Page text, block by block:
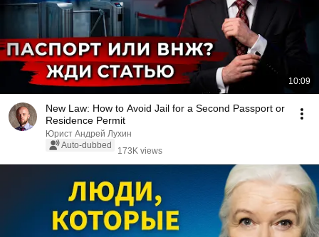
10:09
New Law: How to Avoid Jail for a Second Passport or
Residence Permit
Юрист Андрей Лухин
Auto-dubbed
173K views